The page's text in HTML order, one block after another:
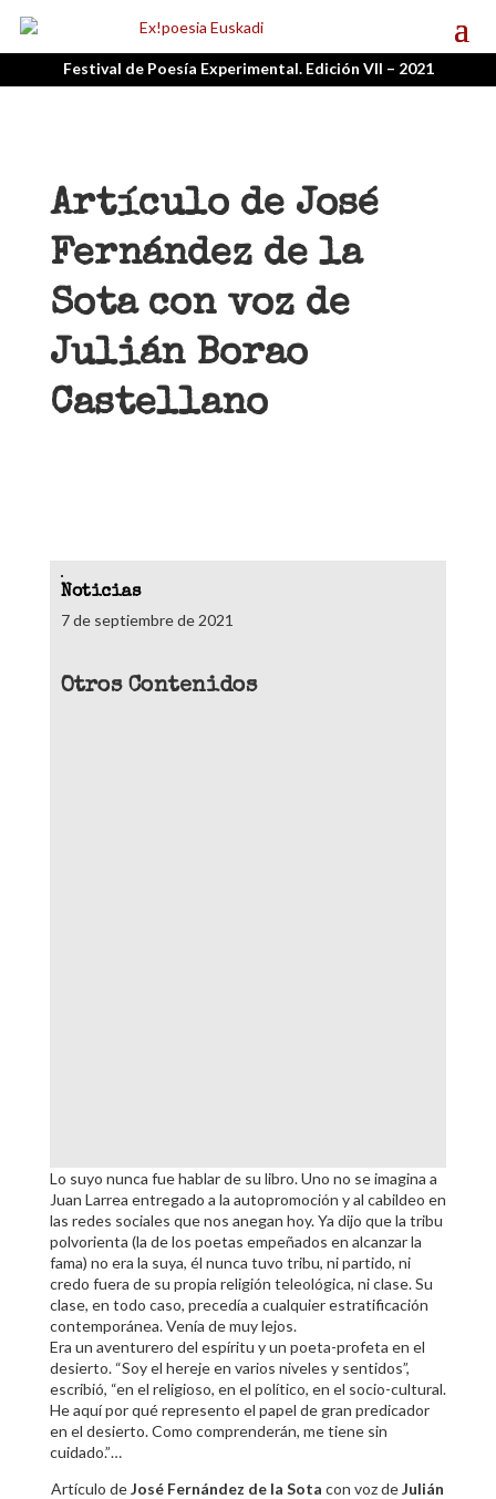
Festival de Poesía Experimental. Edición VII – 2021
Artículo de José
Fernández de la
Sota con voz de
Julián Borao
Castellano
Noticias
7 de septiembre de 2021
Otros Contenidos
Lo suyo nunca fue hablar de su libro. Uno no se imagina a
Juan Larrea entregado a la autopromoción y al cabildeo en
las redes sociales que nos anegan hoy. Ya dijo que la tribu
polvorienta (la de los poetas empeñados en alcanzar la
fama) no era la suya, él nunca tuvo tribu, ni partido, ni
credo fuera de su propia religión teleológica, ni clase. Su
clase, en todo caso, precedía a cualquier estratificación
contemporánea. Venía de muy lejos.
Era un aventurero del espíritu y un poeta-profeta en el
desierto. “Soy el hereje en varios niveles y sentidos”,
escribió, “en el religioso, en el político, en el socio-cultural.
He aquí por qué represento el papel de gran predicador
en el desierto. Como comprenderán, me tiene sin
cuidado.”…
Artículo deJosé Fernández de la Sota con voz deJulián